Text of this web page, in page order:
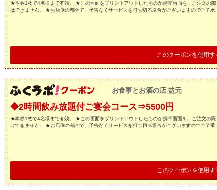
★本券1枚で4名様まで有効。 ★この画面をプリントアウトしたものか携帯画面を、ご注文の
はできません。 ★お店側の都合で、予告なくサービスを打ち切る場合がございますのでご了承
このクーポンを使用す
お食事とお酒の店 益元
◆2時間飲み放題付ご宴会コース⇒5500円
★本券1枚で4名様まで有効。 ★この画面をプリントアウトしたものか携帯画面を、ご注文の
はできません。 ★お店側の都合で、予告なくサービスを打ち切る場合がございますのでご了承
このクーポンを使用す